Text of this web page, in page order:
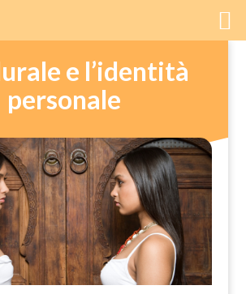
e l’identità
personale